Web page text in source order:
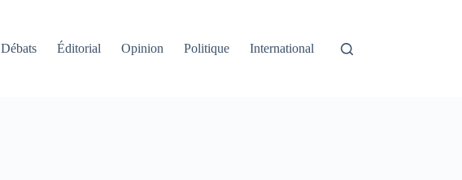
Débats Éditorial Opinion Politique International